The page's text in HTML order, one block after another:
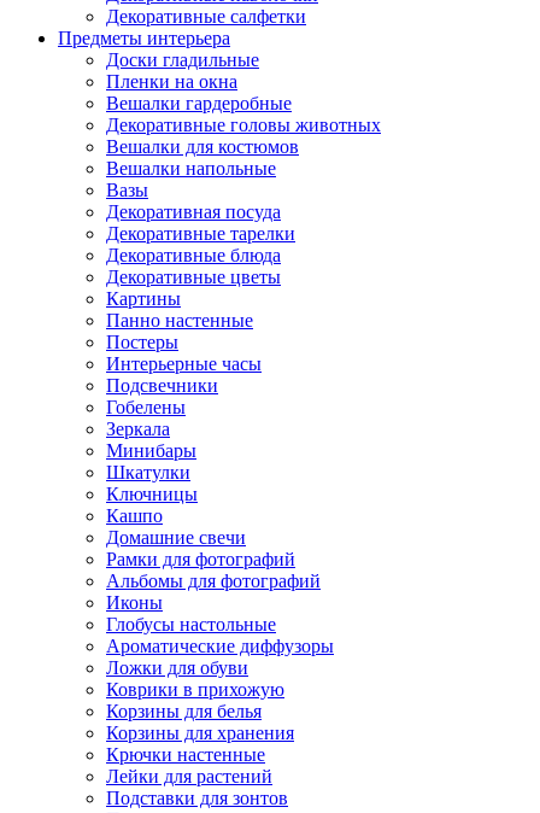
Декоративные салфетки
Предметы интерьера
Доски гладильные
Пленки на окна
Вешалки гардеробные
Декоративные головы животных
Вешалки для костюмов
Вешалки напольные
Вазы
Декоративная посуда
Декоративные тарелки
Декоративные блюда
Декоративные цветы
Картины
Панно настенные
Постеры
Интерьерные часы
Подсвечники
Гобелены
Зеркала
Минибары
Шкатулки
Ключницы
Кашпо
Домашние свечи
Рамки для фотографий
Альбомы для фотографий
Иконы
Глобусы настольные
Ароматические диффузоры
Ложки для обуви
Коврики в прихожую
Корзины для белья
Корзины для хранения
Крючки настенные
Лейки для растений
Подставки для зонтов